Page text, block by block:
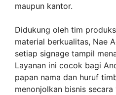
maupun kantor.
Didukung oleh tim
material berkualitas, Nae
setiap signage tampil
Layanan ini cocok bagi
papan nama dan huruf
menonjolkan bisnis secara